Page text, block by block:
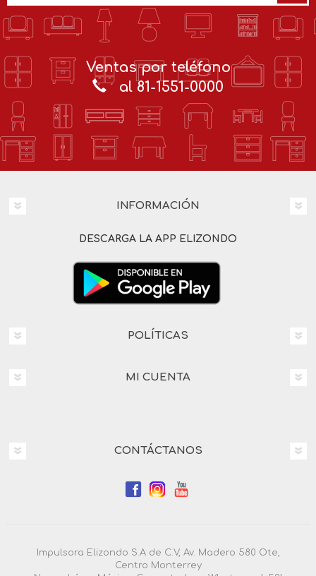
Ventas por teléfono
al 81-1551-0000
INFORMACIÓN
DESCARGA LA APP ELIZONDO
POLÍTICAS
MI CUENTA
CONTÁCTANOS
Impulsora Elizondo S.A de C.V, Av. Madero 580 Ote,
Centro Monterrey